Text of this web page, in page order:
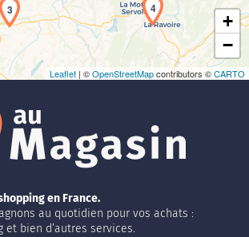
3 4
+
−
Leaflet | ©OpenStreetMapcontributors ©CARTO
en France.
au quotidien pour vos achats :
bien d’autres services.